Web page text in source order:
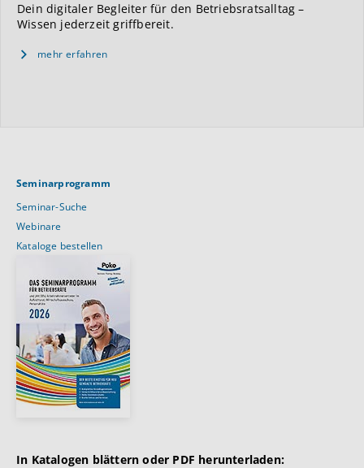
Dein digitaler Begleiter für den Betriebsratsalltag –
Wissen jederzeit griffbereit.
mehr erfahren
Seminarprogramm
Seminar-Suche
Webinare
Kataloge bestellen
In Katalogen blättern oder PDF herunterladen: